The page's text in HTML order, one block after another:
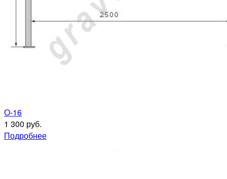
О-16
1 300 руб.
Подробнее